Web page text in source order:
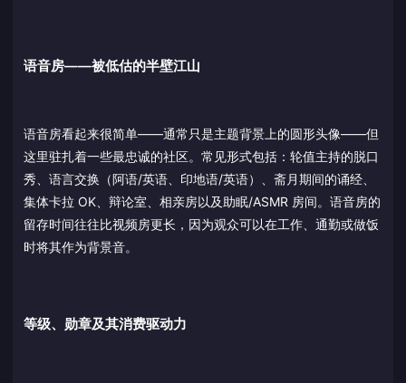
语音房——被低估的半壁江山
语音房看起来很简单——通常只是主题背景上的圆形头像——但
这里驻扎着一些最忠诚的社区。常见形式包括：轮值主持的脱口
秀、语言交换（阿语/英语、印地语/英语）、斋月期间的诵经、
集体卡拉 OK、辩论室、相亲房以及助眠/ASMR 房间。语音房的
留存时间往往比视频房更长，因为观众可以在工作、通勤或做饭
时将其作为背景音。
等级、勋章及其消费驱动力